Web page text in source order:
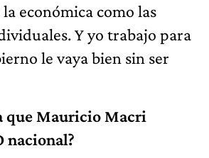
económica como las
Y yo trabajo para
le vaya bien sin ser
que Mauricio Macri
nacional?